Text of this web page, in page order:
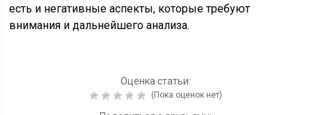
есть и негативные аспекты, которые требуют
внимания и дальнейшего анализа.
Оценка статьи:
(Пока оценок нет)